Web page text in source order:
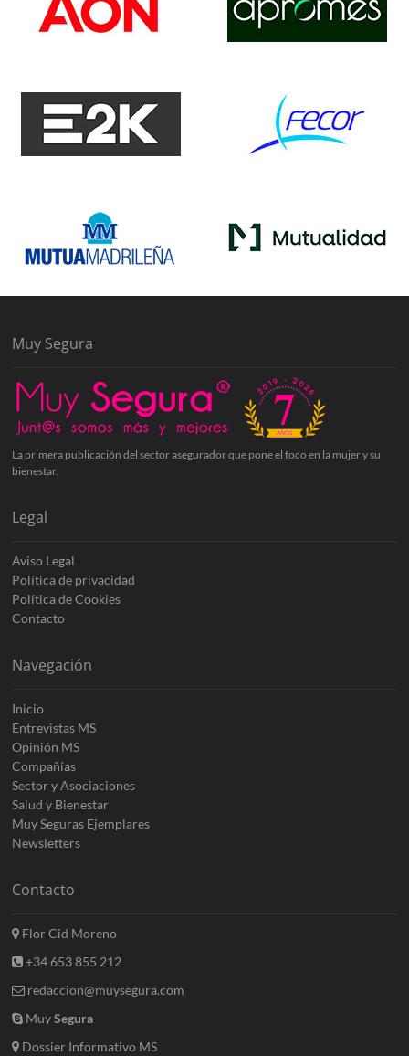
Muy Segura
La primera publicación del sector asegurador que pone el foco en la mujer y su
bienestar.
Legal
Aviso Legal
Política de privacidad
Política de Cookies
Contacto
Navegación
Inicio
Entrevistas MS
Opinión MS
Compañías
Sector y Asociaciones
Salud y Bienestar
Muy Seguras Ejemplares
Newsletters
Contacto
Flor Cid Moreno
+34 653 855 212
redaccion@muysegura.com
MuySegura
Dossier Informativo MS